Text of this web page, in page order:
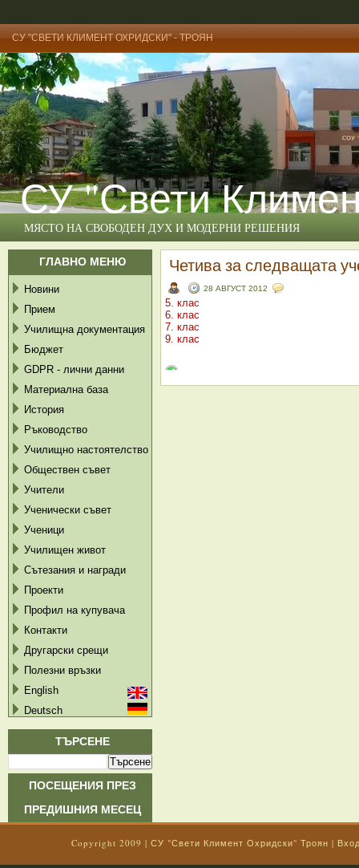
СУ "СВЕТИ КЛИМЕНТ ОХРИДСКИ" - ТРОЯН
СУ "Свети
МЯСТО НА СВОБОДЕН ДУХ И МОДЕРНИ РЕШЕНИЯ
ГЛАВНО МЕНЮ
Новини
Прием
Училищна документация
Бюджет
GDPR - лични данни
Материална база
История
Ръководство
Училищно настоятелство
Обществен съвет
Учители
Ученически съвет
Ученици
Училищен живот
Сътезания и награди
Проекти
Профил на купувача
Контакти
Другарски срещи
Полезни връзки
English
Deutsch
ТЪРСЕНЕ
ПОСЕЩЕНИЯ ПРЕЗ
ПРЕДИШНИЯ МЕСЕЦ
Четива за следващата
28 АВГУСТ 2012
5. клас
6. клас
7. клас
9. клас
Copyright 2009 | СУ "Свети Климент Охридски" Троян |